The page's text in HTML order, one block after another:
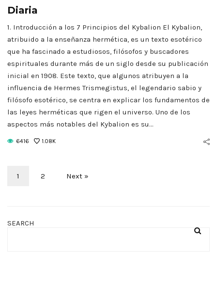
Diaria
1. Introducción a los 7 Principios del Kybalion El Kybalion,
atribuido a la enseñanza hermética, es un texto esotérico
que ha fascinado a estudiosos, filósofos y buscadores
espirituales durante más de un siglo desde su publicación
inicial en 1908. Este texto, que algunos atribuyen a la
influencia de Hermes Trismegistus, el legendario sabio y
filósofo esotérico, se centra en explicar los fundamentos de
las leyes herméticas que rigen el universo. Uno de los
aspectos más notables del Kybalion es su…
6416 1.08K
1 2 Next »
SEARCH